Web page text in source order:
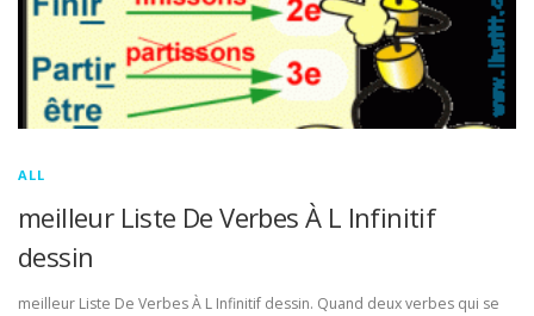
ALL
meilleur Liste De Verbes À L Infinitif
dessin
meilleur Liste De Verbes À L Infinitif dessin. Quand deux verbes qui se